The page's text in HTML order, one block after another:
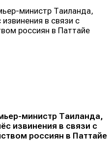
министр Таиланда,
извинения в связи с
россиян в Паттайе